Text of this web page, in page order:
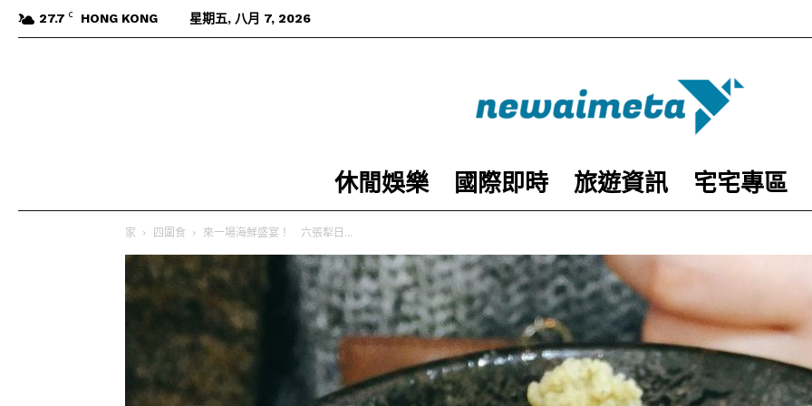
27.7 C HONG KONG 星期五, 八月 7, 2026
newaimeta
休閒娛樂 國際即時 旅遊資訊 宅宅專區
家 四圍食 來一場海鮮盛宴！ 六張犁日...